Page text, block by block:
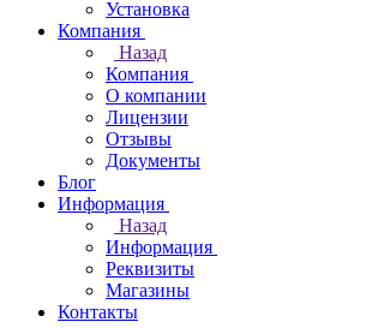
Установка
Компания
Назад
Компания
О компании
Лицензии
Отзывы
Документы
Блог
Информация
Назад
Информация
Реквизиты
Магазины
Контакты